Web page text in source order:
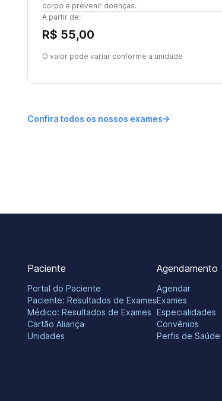
corpo e prevenir doenças.
A partir de:
R$ 55,00
O valor pode variar conforme a unidade
Confira todos os nossos exames
Paciente
Portal do Paciente
Paciente: Resultados de Exames
Médico: Resultados de Exames
Cartão Aliança
Unidades
Agendamento
Agendar
Exames
Especialidades
Convênios
Perfis de Saúde